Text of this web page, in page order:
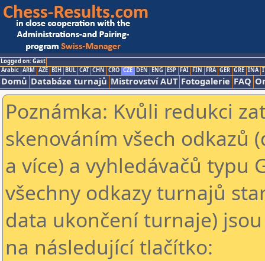
Logged on: Gast
Arabic ARM AZE BIH BUL CAT CHN CRO CZE DEN ENG ESP FAI FIN FRA GER GRE INA
Domů Databáze turnajů Mistrovství AUT Fotogalerie FAQ
Poznámka: Kvůli redukci
skenováním všech odkazů
a více) a vyhledávačů typu
všechny odkazy turnajů
data ukončení turnaje)
na následující tlačítko: